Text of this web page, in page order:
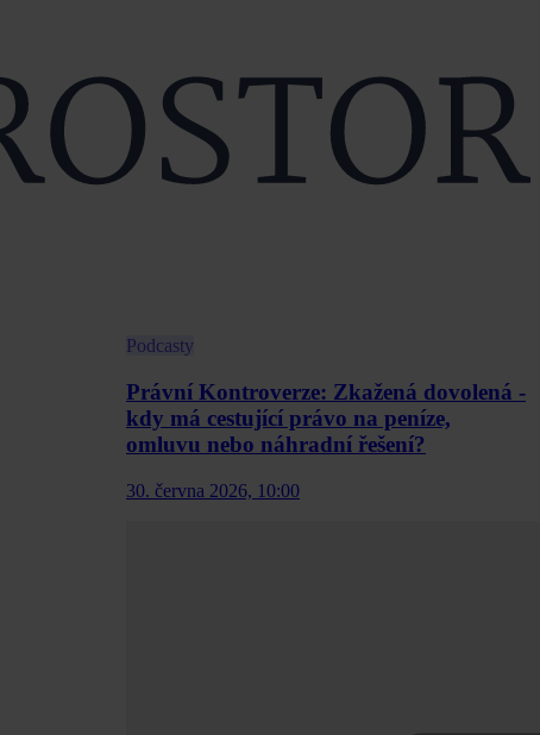
Podcasty
Právní Kontroverze: Zkažená dovolená -
kdy má cestující právo na peníze,
omluvu nebo náhradní řešení?
30. června 2026, 10:00